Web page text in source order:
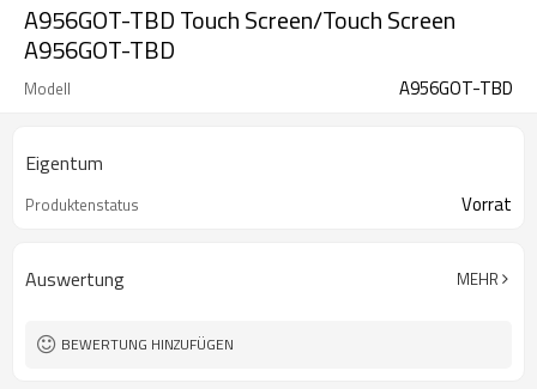
A956GOT-TBD Touch Screen/Touch Screen
A956GOT-TBD
Modell A956GOT-TBD
Eigentum
Produktenstatus Vorrat
Auswertung MEHR
BEWERTUNG HINZUFÜGEN